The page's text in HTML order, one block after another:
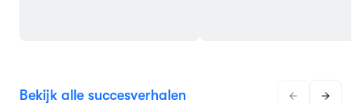
Bekijk alle succesverhalen